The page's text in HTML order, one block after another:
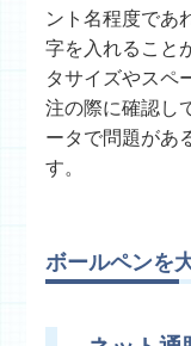
ント名程度であ
字を入れること
タサイズやスペ
注の際に確認し
ータで問題があ
す。
ボールペンを